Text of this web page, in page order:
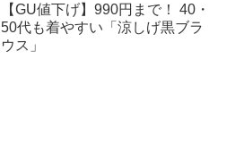
【GU値下げ】990円まで！ 40・
50代も着やすい「涼しげ黒ブラ
ウス」